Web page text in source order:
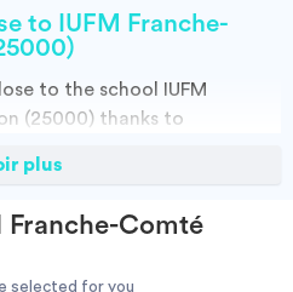
to IUFM Franche-
to the school IUFM
(25000) thanks to
offers close to the
You have all the
plus
Franche-Comté
selected for you